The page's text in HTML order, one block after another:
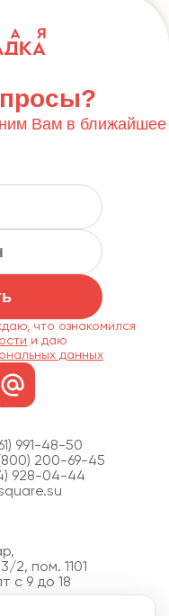
Вам в ближайшее
что ознакомился
данных
991-48-50
200-69-45
928-04-44
2, пом. 1101
с 9 до 18